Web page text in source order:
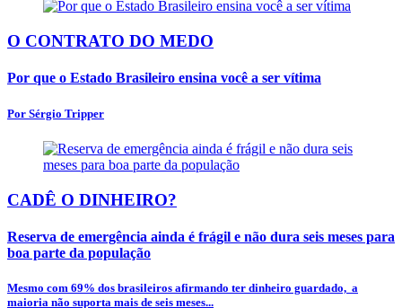
O CONTRATO DO MEDO
Por que o Estado Brasileiro ensina você a ser vítima
Por Sérgio Tripper
CADÊ O DINHEIRO?
Reserva de emergência ainda é frágil e não dura seis meses para
boa parte da população
Mesmo com 69% dos brasileiros afirmando ter dinheiro guardado, a
maioria não suporta mais de seis meses...